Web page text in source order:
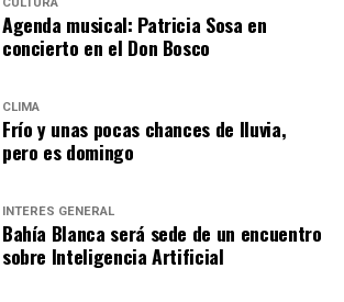
CULTURA
Agenda musical: Patricia Sosa en
concierto en el Don Bosco
CLIMA
Frío y unas pocas chances de lluvia,
pero es domingo
INTERÉS GENERAL
Bahía Blanca será sede de un encuentro
sobre Inteligencia Artificial